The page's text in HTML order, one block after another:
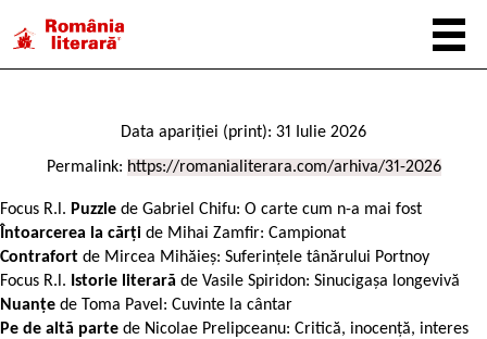
Data apariției (print): 31 Iulie 2026
Permalink: https://romanialiterara.com/arhiva/31-2026
Focus R.l. Puzzle de Gabriel Chifu: O carte cum n-a mai fost
Întoarcerea la cărți de Mihai Zamfir: Campionat
Contrafort de Mircea Mihăieș: Suferințele tânărului Portnoy
Focus R.l. Istorie literară de Vasile Spiridon: Sinucigașa longevivă
Nuanțe de Toma Pavel: Cuvinte la cântar
Pe de altă parte de Nicolae Prelipceanu: Critică, inocență, interes